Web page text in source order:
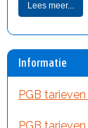
Lees meer...
Informatie
PGB